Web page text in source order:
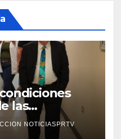
las
Mayagüez
NOTICIASPRTV